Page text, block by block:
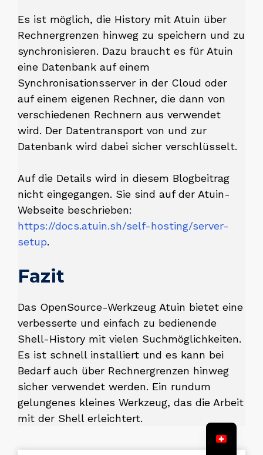
Es ist möglich, die History mit Atuin über
Rechnergrenzen hinweg zu speichern und zu
synchronisieren. Dazu braucht es für Atuin
eine Datenbank auf einem
Synchronisationsserver in der Cloud oder
auf einem eigenen Rechner, die dann von
verschiedenen Rechnern aus verwendet
wird. Der Datentransport von und zur
Datenbank wird dabei sicher verschlüsselt.
Auf die Details wird in diesem Blogbeitrag
nicht eingegangen. Sie sind auf der Atuin-
Webseite beschrieben:
https://docs.atuin.sh/self-hosting/server-
setup.
Fazit
Das OpenSource-Werkzeug Atuin bietet eine
verbesserte und einfach zu bedienende
Shell-History mit vielen Suchmöglichkeiten.
Es ist schnell installiert und es kann bei
Bedarf auch über Rechnergrenzen hinweg
sicher verwendet werden. Ein rundum
gelungenes kleines Werkzeug, das die Arbeit
mit der Shell erleichtert.